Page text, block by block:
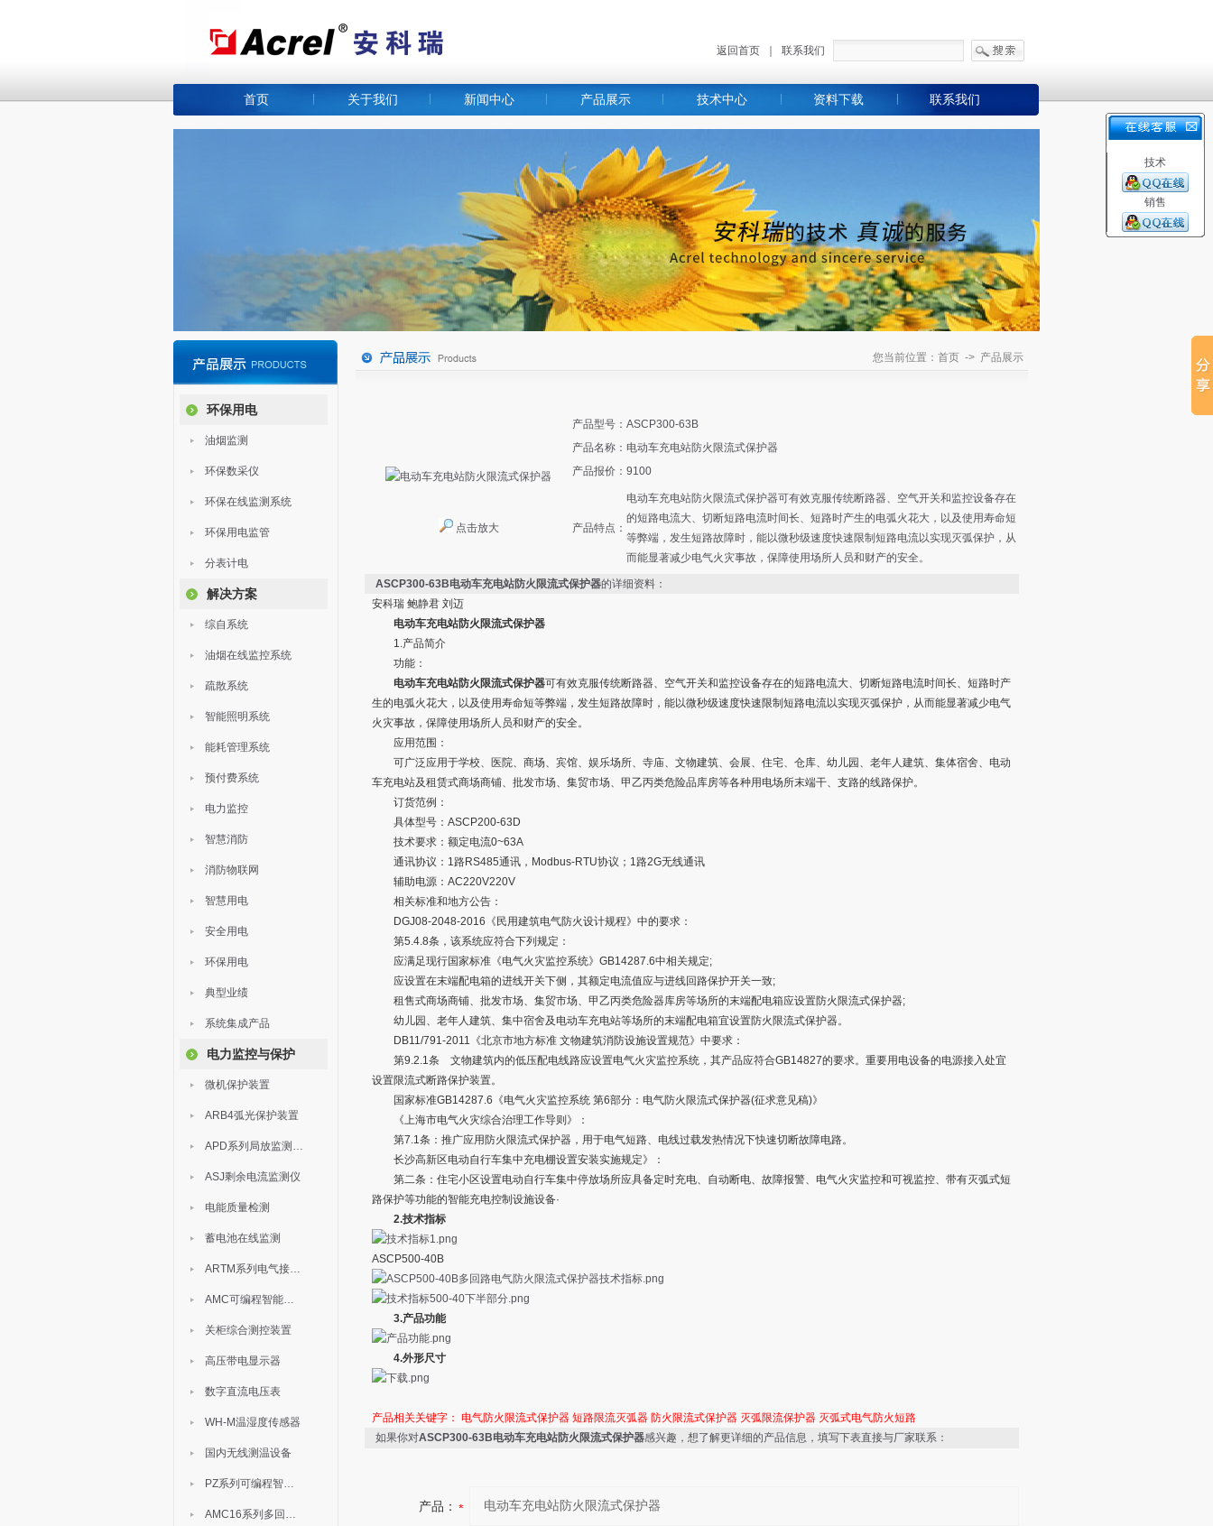
返回首页 联系我们
首页 关于我们 新闻中心 产品展示 技术中心 资料下载 联系我们
环保用电
油烟监测
环保数采仪
环保在线监测系统
环保用电监管
分表计电
解决方案
综自系统
油烟在线监控系统
疏散系统
智能照明系统
能耗管理系统
预付费系统
电力监控
智慧消防
消防物联网
智慧用电
安全用电
环保用电
典型业绩
系统集成产品
电力监控与保护
微机保护装置
ARB4弧光保护装置
APD系列局放监测装置
ASJ剩余电流监测仪
电能质量检测
蓄电池在线监测
ARTM系列电气接点测温装置
AMC可编程智能电测表
关柜综合测控装置
高压带电显示器
数字直流电压表
WH-M温湿度传感器
国内无线测温设备
PZ系列可编程智能表
AMC16系列多回路监控装置
您当前位置：首页 -> 产品展示
点击放大
产品型号： ASCP300-63B
产品名称： 电动车充电站防火限流式保护器
产品报价： 9100
产品特点：
电动车充电站防火限流式保护器可有效克服传统断路器、空气开关和监控设备存在
的短路电流大、切断短路电流时间长、短路时产生的电弧火花大，以及使用寿命短
等弊端，发生短路故障时，能以微秒级速度快速限制短路电流以实现灭弧保护，从
而能显著减少电气火灾事故，保障使用场所人员和财产的安全。
ASCP300-63B电动车充电站防火限流式保护器的详细资料：
安科瑞 鲍静君 刘迈
电动车充电站防火限流式保护器
1.产品简介
功能：
电动车充电站防火限流式保护器可有效克服传统断路器、空气开关和监控设备存在的短路电流大、切断短路电流时间长、短路时产
生的电弧火花大，以及使用寿命短等弊端，发生短路故障时，能以微秒级速度快速限制短路电流以实现灭弧保护，从而能显著减少电气
火灾事故，保障使用场所人员和财产的安全。
应用范围：
可广泛应用于学校、医院、商场、宾馆、娱乐场所、寺庙、文物建筑、会展、住宅、仓库、幼儿园、老年人建筑、集体宿舍、电动
车充电站及租赁式商场商铺、批发市场、集贸市场、甲乙丙类危险品库房等各种用电场所末端干、支路的线路保护。
订货范例：
具体型号：ASCP200-63D
技术要求：额定电流0~63A
通讯协议：1路RS485通讯，Modbus-RTU协议；1路2G无线通讯
辅助电源：AC220V220V
相关标准和地方公告：
DGJ08-2048-2016《民用建筑电气防火设计规程》中的要求：
第5.4.8条，该系统应符合下列规定：
应满足现行国家标准《电气火灾监控系统》GB14287.6中相关规定;
应设置在末端配电箱的进线开关下侧，其额定电流值应与进线回路保护开关一致;
租售式商场商铺、批发市场、集贸市场、甲乙丙类危险器库房等场所的末端配电箱应设置防火限流式保护器;
幼儿园、老年人建筑、集中宿舍及电动车充电站等场所的末端配电箱宜设置防火限流式保护器。
DB11/791-2011《北京市地方标准 文物建筑消防设施设置规范》中要求：
第9.2.1条 文物建筑内的低压配电线路应设置电气火灾监控系统，其产品应符合GB14827的要求。重要用电设备的电源接入处宜
设置限流式断路保护装置。
国家标准GB14287.6《电气火灾监控系统 第6部分：电气防火限流式保护器(征求意见稿)》
《上海市电气火灾综合治理工作导则》：
第7.1条：推广应用防火限流式保护器，用于电气短路、电线过载发热情况下快速切断故障电路。
长沙高新区电动自行车集中充电棚设置安装实施规定》：
第二条：住宅小区设置电动自行车集中停放场所应具备定时充电、自动断电、故障报警、电气火灾监控和可视监控、带有灭弧式短
路保护等功能的智能充电控制设施设备·
2.技术指标
ASCP500-40B
3.产品功能
4.外形尺寸
产品相关关键字： 电气防火限流式保护器 短路限流灭弧器 防火限流式保护器 灭弧限流保护器 灭弧式电气防火短路
如果你对ASCP300-63B电动车充电站防火限流式保护器感兴趣，想了解更详细的产品信息，填写下表直接与厂家联系：
产品：
技术
销售